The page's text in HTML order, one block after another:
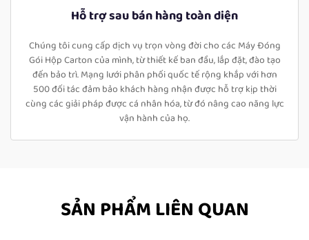
Hỗ trợ sau bán hàng toàn diện
Chúng tôi cung cấp dịch vụ trọn vòng đời cho các Máy Đóng
Gói Hộp Carton của mình, từ thiết kế ban đầu, lắp đặt, đào tạo
đến bảo trì. Mạng lưới phân phối quốc tế rộng khắp với hơn
500 đối tác đảm bảo khách hàng nhận được hỗ trợ kịp thời
cùng các giải pháp được cá nhân hóa, từ đó nâng cao năng lực
vận hành của họ.
SẢN PHẨM LIÊN QUAN